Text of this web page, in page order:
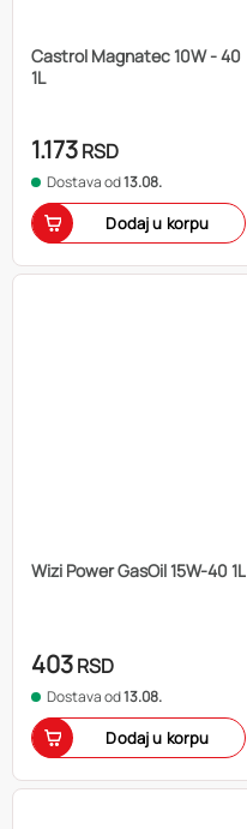
Castrol Magnatec 10W - 40
1L
1.173RSD
Dostava od13.08.
Dodaj u korpu
Wizi Power GasOil 15W-40 1L
403RSD
Dostava od13.08.
Dodaj u korpu